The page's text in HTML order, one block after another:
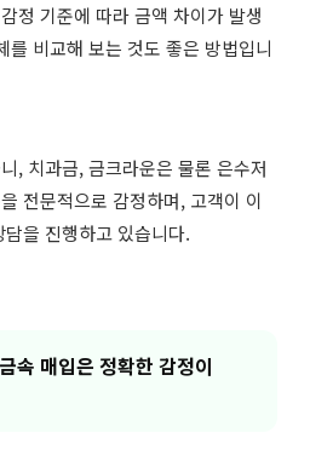
정 기준에 따라 금액 차이가 발생
를 비교해 보는 것도 좋은 방법입니
, 치과금, 금크라운은 물론 은수저
전문적으로 감정하며, 고객이 이
을 진행하고 있습니다.
속 매입은 정확한 감정이